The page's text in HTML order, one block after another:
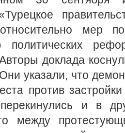
мер
политических
доклада
указали, что
против
и в
между